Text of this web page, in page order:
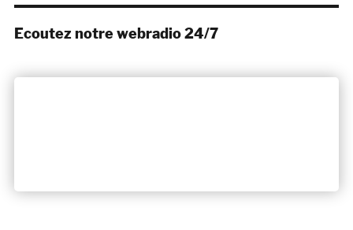
Ecoutez notre webradio 24/7